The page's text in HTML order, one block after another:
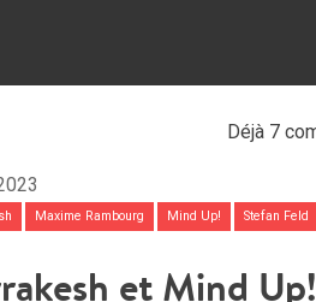
Déjà 7
Maxime Rambourg Mind Up! Stefan Feld
et Mind Up!